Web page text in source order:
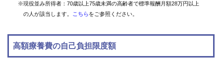
※現役並み所得者：70歳以上75歳未満の高齢者で標準報酬月額28万円以上
の人が該当します。 こちらをご参照ください。
高額療養費の自己負担限度額